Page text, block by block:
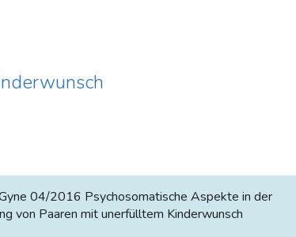
04/2016 Psychosomatische Aspekte in der
von Paaren mit unerfülltem Kinderwunsch